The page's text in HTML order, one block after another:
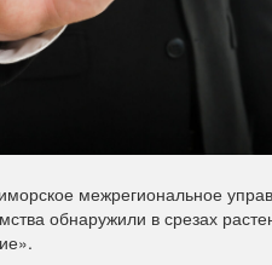
межрегиональное
обнаружили в срезах